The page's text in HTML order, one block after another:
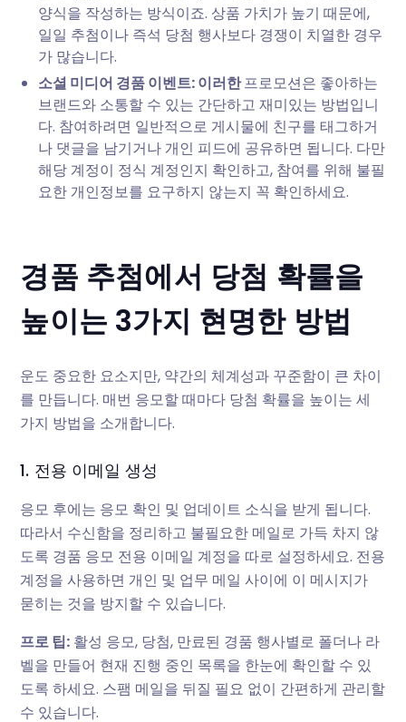
양식을 작성하는 방식이죠. 상품 가치가 높기 때문에,
일일 추첨이나 즉석 당첨 행사보다 경쟁이 치열한 경우
가 많습니다.
소셜 미디어 경품 이벤트: 이러한프로모션은 좋아하는
브랜드와 소통할 수 있는 간단하고 재미있는 방법입니
다. 참여하려면 일반적으로 게시물에 친구를 태그하거
나 댓글을 남기거나 개인 피드에 공유하면 됩니다. 다만
해당 계정이 정식 계정인지 확인하고, 참여를 위해 불필
요한 개인정보를 요구하지 않는지 꼭 확인하세요.
경품 추첨에서 당첨 확률을
높이는 3가지 현명한 방법
운도 중요한 요소지만, 약간의 체계성과 꾸준함이 큰 차이
를 만듭니다. 매번 응모할 때마다 당첨 확률을 높이는 세
가지 방법을 소개합니다.
1. 전용 이메일 생성
응모 후에는 응모 확인 및 업데이트 소식을 받게 됩니다.
따라서 수신함을 정리하고 불필요한 메일로 가득 차지 않
도록 경품 응모 전용 이메일 계정을 따로 설정하세요. 전용
계정을 사용하면 개인 및 업무 메일 사이에 이 메시지가
묻히는 것을 방지할 수 있습니다.
프로 팁: 활성 응모, 당첨, 만료된 경품 행사별로 폴더나 라
벨을 만들어 현재 진행 중인 목록을 한눈에 확인할 수 있
도록 하세요. 스팸 메일을 뒤질 필요 없이 간편하게 관리할
수 있습니다.